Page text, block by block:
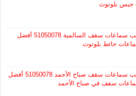
جبس بلوتوث
فني تركيب سماعات سقف السالمية 51050078 أفضل
حائط بلوتوث
فني تركيب سماعات سقف صباح الأحمد 51050078 أفضل
سقف في صباح الأحمد